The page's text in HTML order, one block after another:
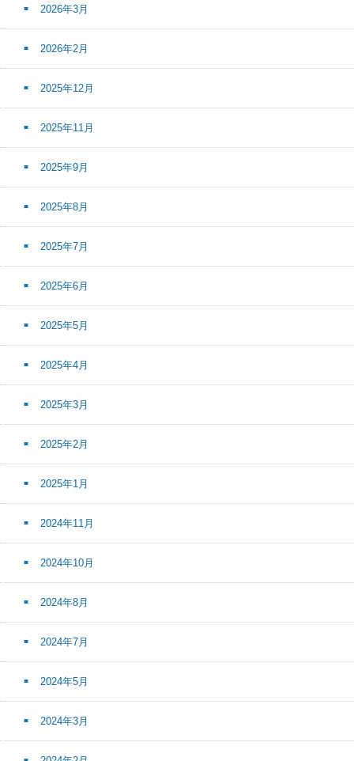
2026年3月
2026年2月
2025年12月
2025年11月
2025年9月
2025年8月
2025年7月
2025年6月
2025年5月
2025年4月
2025年3月
2025年2月
2025年1月
2024年11月
2024年10月
2024年8月
2024年7月
2024年5月
2024年3月